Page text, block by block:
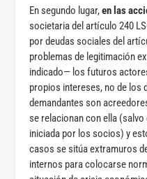
En segundo lugar,en las
societaria del artículo 240
por deudas sociales del
problemas de legitimación
indicado— los futuros
propios intereses, no de los
demandantes son
se relacionan con ella
iniciada por los socios) y
casos se sitúa extramuros
internos para colocarse